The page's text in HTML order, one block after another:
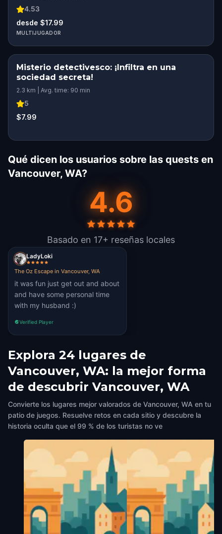
4.53
desde $17.99
MULTIJUGADOR
Misterio detectivesco: ¡Infiltra en una
sociedad secreta!
2.3 km | Avg. time: 90 min
5
$7.99
Qué dicen los usuarios sobre las quests en
Vancouver, WA?
4.6
Basado en 17+ reseñas locales
LadyLoki
The Oz Escape in Vancouver, WA
it was fun just get out and about
and have some personal time
with my husband :)
Verified Player
Explora 24 lugares de
Vancouver, WA: la mejor forma
de descubrir Vancouver, WA
Convierte los lugares mejor valorados de Vancouver, WA en tu
patio de juegos. Resuelve retos en cada sitio y descubre la
historia oculta que el 99 % de los turistas no ve